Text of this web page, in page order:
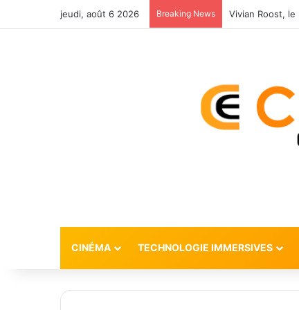
jeudi, août 6 2026 Breaking News
CINÉMA TECHNOLOGIE IMMERSIVES